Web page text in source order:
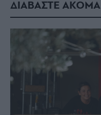
ΔΙΑΒΑΣΤΕ ΑΚΟΜΑ